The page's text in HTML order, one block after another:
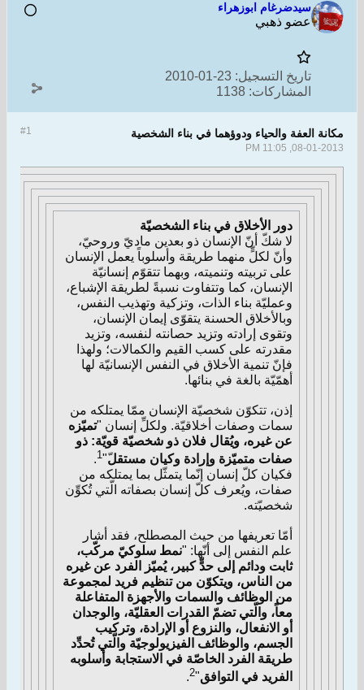
سيدضرغام ابوزهراء
عضو ذهبي
تاريخ التسجيل: 23-01-2010
المشاركات: 1138
#1 مكانة العفة والحياء ودوؤهما في بناء الشخصية
08-01-2013, 11:05 PM
دور الأخلاق في بناء الشخصيّة
لا شكّ أنّ الإنسان ذو بعدين ماديّ وروحيّ،
وأنّ لكلٍّ منهما طريقة وأسلوباً يعمل الإنسان
على تربيته وتنميته، وبهما تتقوّم إنسانيّة
الإنسان، كما وتتفاوت نسبةً لطريقة الإشباع،
وعمليّة بناء الذات، وتزكية وتهذيب النفس،
وبالأخلاق الحسنة يتقوّى إيمان الإنسان،
وتقوى إرادته وتزيد حصانته لنفسه، وتزيد
مقدرته على كسب القيم والكمالات؛ ولهذا
فإنّ تنمية الأخلاق في النفس الإنسانيّة لها
أهمّيّة بالغة في بنائها.
إذن، تتكوّن شخصيّة الإنسان ممّا يمتلكه من
سمات وصفات أخلاقيّة. ولكلِّ إنسان "تميّزه
عن غيره، ويُقال فلان ذو شخصيّة قويّة: ذو
صفات متميّزة وإرادة وكيان مستقلّ"1
.
فكيان كلّ إنسان إنّما يتمثّل بما يمتلكه من
صفات، ويُعرف كلّ إنسان بصفاته الّتي تُكوِّن
شخصيّته.
أمّا تعريفها من حيث المصطلح، فقد أشار
علم النفس إلى أنّها: "نمط سلوكيّ مركّب،
ثابت ودائم إلى حدٍّ كبير، يُميّز الفرد عن غيره
من الناس، ويتكوّن من تنظيم فريد لمجموعة
من الوظائف والسمات والأجهزة المتفاعلة
معاً، والّتي تضمّ القدرات العقليّة، والوجدان
أو الانفعال، والنزوع أو الإرادة، وتركيب
الجسم، والوظائف الفيزيولوجيّة والّتي تُحدِّد
طريقة الفرد الخاصّة في الاستجابة وأسلوبه
الفريد في التوافق"
2
.